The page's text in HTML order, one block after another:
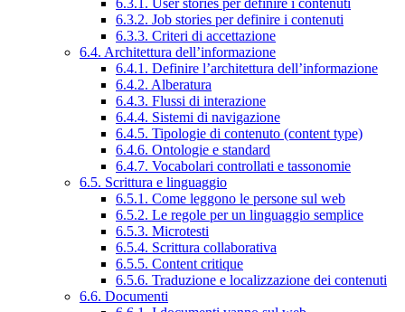
6.3.1. User stories per definire i contenuti
6.3.2. Job stories per definire i contenuti
6.3.3. Criteri di accettazione
6.4. Architettura dell’informazione
6.4.1. Definire l’architettura dell’informazione
6.4.2. Alberatura
6.4.3. Flussi di interazione
6.4.4. Sistemi di navigazione
6.4.5. Tipologie di contenuto (content type)
6.4.6. Ontologie e standard
6.4.7. Vocabolari controllati e tassonomie
6.5. Scrittura e linguaggio
6.5.1. Come leggono le persone sul web
6.5.2. Le regole per un linguaggio semplice
6.5.3. Microtesti
6.5.4. Scrittura collaborativa
6.5.5. Content critique
6.5.6. Traduzione e localizzazione dei contenuti
6.6. Documenti